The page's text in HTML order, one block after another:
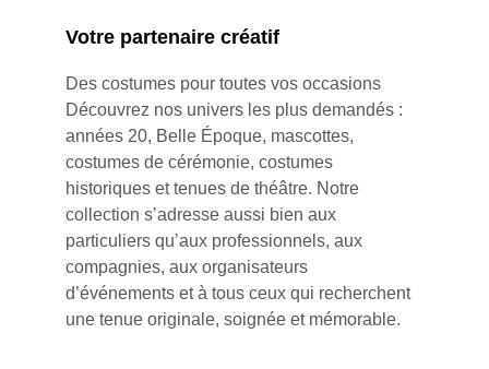
Des costumes pour toutes vos occasions
Découvrez nos univers les plus demandés :
années 20, Belle Époque, mascottes,
costumes de cérémonie, costumes
historiques et tenues de théâtre. Notre
collection s’adresse aussi bien aux
particuliers qu’aux professionnels, aux
compagnies, aux organisateurs
d’événements et à tous ceux qui recherchent
une tenue originale, soignée et mémorable.
Votre partenaire créatif